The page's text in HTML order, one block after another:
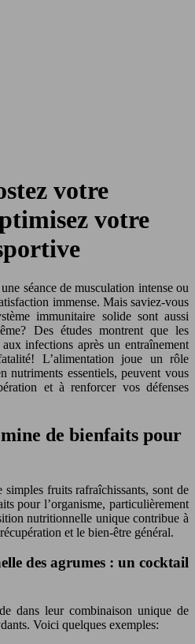
votre
votre
séance de musculation intense ou
immense. Mais saviez-vous
immunitaire solide sont aussi
Des études montrent que les
infections après un entraînement
L’alimentation joue un rôle
nutriments essentiels, peuvent vous
et à renforcer vos défenses
de bienfaits pour
fruits rafraîchissants, sont de
pour l’organisme, particulièrement
nutritionnelle unique contribue à
et le bien-être général.
des agrumes : un cocktail
dans leur combinaison unique de
Voici quelques exemples: